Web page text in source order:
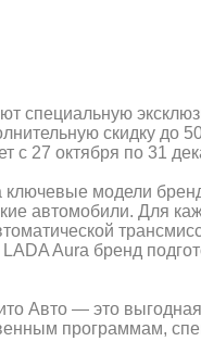
специальную
скидку до
с 27 октября по 31
ключевые модели
автомобили. Для
Aura бренд
Авто — это
программам,